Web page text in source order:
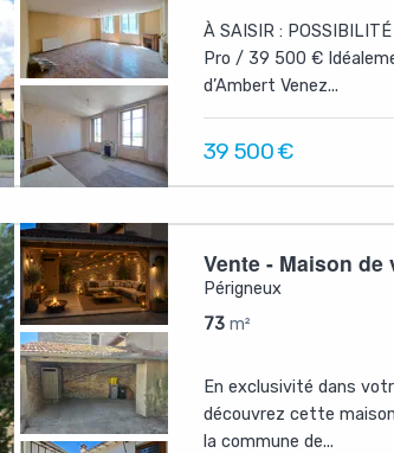
À SAISIR :
Pro / 39 500 €
d’Ambert Venez...
39 500€
Vente - Maison de
Périgneux
73 m²
En exclusivité dans
découvrez cette
la commune de...